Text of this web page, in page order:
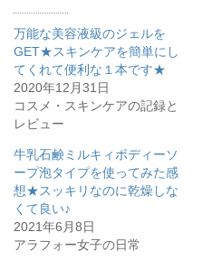
t
r
で
共
有
(
新
し
い
ウ
ィ
ド
ウ
で
開
き
ま
す
)
る
に
は
ク
リ
ッ
ク
し
さ
い
(
新
し
ウ
ィ
ン
ド
万能な美容液級のジェルを
GET★スキンケアを簡単にし
てくれて便利な１本です★
2020年12月31日
コスメ・スキンケアの記録と
レビュー
牛乳石鹸ミルキィボディーソ
ープ泡タイプを使ってみた感
想★スッキリなのに乾燥しな
くて良い♪
2021年6月8日
アラフォー女子の日常